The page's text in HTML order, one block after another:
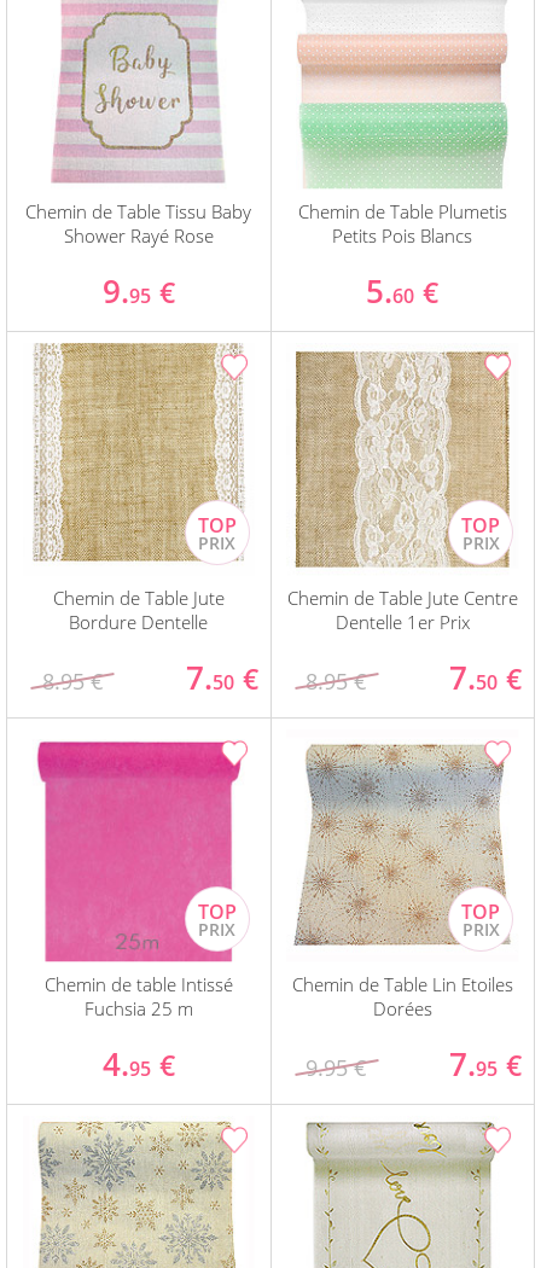
Chemin de Table Tissu Baby
Shower Rayé Rose
9.95 €
Chemin de Table Plumetis
Petits Pois Blancs
5.60 €
Chemin de Table Jute
Bordure Dentelle
8.95 € 7.50 €
Chemin de Table Jute Centre
Dentelle 1er Prix
8.95 € 7.50 €
Chemin de table Intissé
Fuchsia 25 m
4.95 €
Chemin de Table Lin Etoiles
Dorées
9.95 € 7.95 €